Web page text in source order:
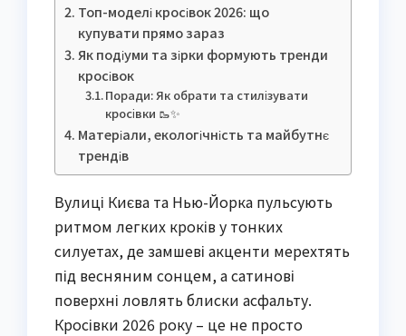
Топ-моделі кросівок 2026: що
купувати прямо зараз
Як подіуми та зірки формують тренди
кросівок
Поради: Як обрати та стилізувати
кросівки 🥾✨
Матеріали, екологічність та майбутнє
трендів
Вулиці Києва та Нью-Йорка пульсують
ритмом легких кроків у тонких
силуетах, де замшеві акценти мерехтять
під весняним сонцем, а сатинові
поверхні ловлять блиски асфальту.
Кросівки 2026 року – це не просто